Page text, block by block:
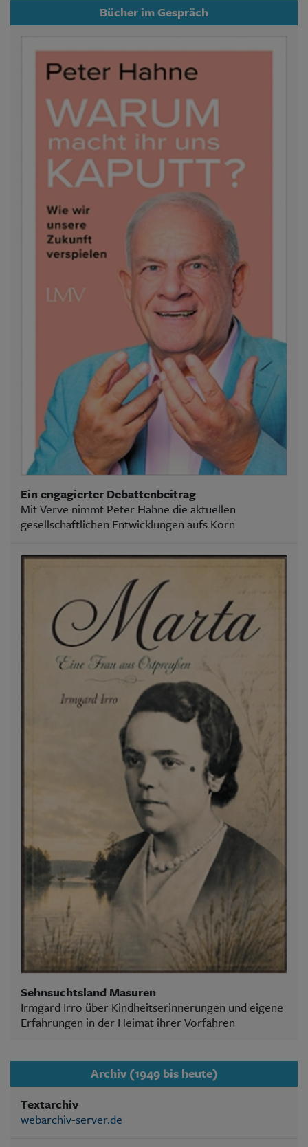
Bücher im Gespräch
Ein engagierter Debattenbeitrag
Mit Verve nimmt Peter Hahne die aktuellen
gesellschaftlichen Entwicklungen aufs Korn
Sehnsuchtsland Masuren
Irmgard Irro über Kindheitserinnerungen und eigene
Erfahrungen in der Heimat ihrer Vorfahren
Archiv (1949 bis heute)
Textarchiv
webarchiv-server.de